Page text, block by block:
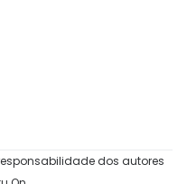
dos autores